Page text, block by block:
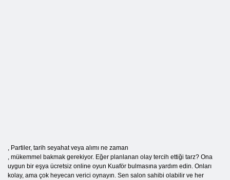
, Partiler, tarih seyahat veya alımı ne zaman
, mükemmel bakmak gerekiyor. Eğer planlanan olay tercih ettiği tarz? Ona
uygun bir eşya ücretsiz online oyun Kuaför bulmasına yardım edin. Onları
kolay, ama çok heyecan verici oynayın. Sen salon sahibi olabilir ve her